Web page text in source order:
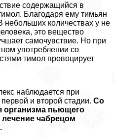
содержащийся в
Благодаря ему тимьян
небольших количествах у не
это вещество
самочувствие. Но при
употрeблении со
тимол провоцирует
наблюдается при
и второй стадии. Со
организма пьющего
лечение чабрецом